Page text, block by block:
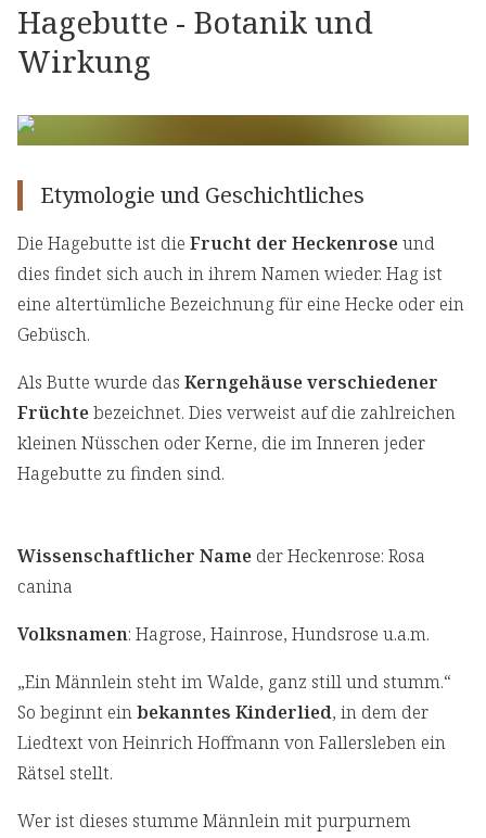
Hagebutte - Botanik und
Wirkung
Etymologie und Geschichtliches
Die Hagebutte ist die Frucht der Heckenroseund
dies findet sich auch in ihrem Namen wieder. Hag ist
eine altertümliche Bezeichnung für eine Hecke oder ein
Gebüsch.
Als Butte wurde das Kerngehäuse verschiedener
Früchtebezeichnet. Dies verweist auf die zahlreichen
kleinen Nüsschen oder Kerne, die im Inneren jeder
Hagebutte zu finden sind.
Wissenschaftlicher Name der Heckenrose: Rosa
canina
Volksnamen: Hagrose, Hainrose, Hundsrose u.a.m.
„Ein Männlein steht im Walde, ganz still und stumm.“
So beginnt einbekanntes Kinderlied, in dem der
Liedtext von Heinrich Hoffmann von Fallersleben ein
Rätsel stellt.
Wer ist dieses stumme Männlein mit purpurnem